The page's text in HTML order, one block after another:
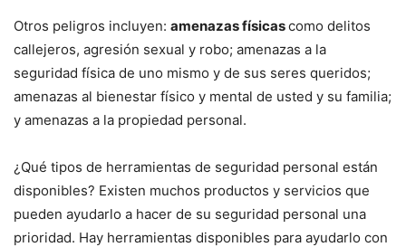
Otros peligros incluyen: amenazas físicascomo delitos
callejeros, agresión sexual y robo; amenazas a la
seguridad física de uno mismo y de sus seres queridos;
amenazas al bienestar físico y mental de usted y su familia;
y amenazas a la propiedad personal.
¿Qué tipos de herramientas de seguridad personal están
disponibles? Existen muchos productos y servicios que
pueden ayudarlo a hacer de su seguridad personal una
prioridad. Hay herramientas disponibles para ayudarlo con